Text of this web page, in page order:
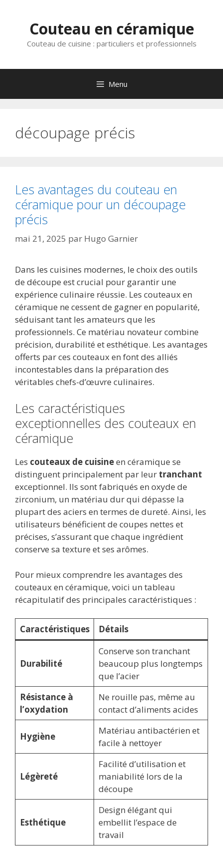
contenuCouteau en céramique
Couteau de cuisine : particuliers et professionnels
Menu
découpage précis
Les avantages du couteau en
céramique pour un découpage
précis
mai 21, 2025 par Hugo Garnier
Dans les cuisines modernes, le choix des outils
de découpe est crucial pour garantir une
expérience culinaire réussie. Les couteaux en
céramique ne cessent de gagner en popularité,
séduisant tant les amateurs que les
professionnels. Ce matériau novateur combine
précision, durabilité et esthétique. Les avantages
offerts par ces couteaux en font des alliés
incontestables dans la préparation des
véritables chefs-d’œuvre culinaires.
Les caractéristiques
exceptionnelles des couteaux en
céramique
Les couteaux de cuisineen céramique se
distinguent principalement par leur tranchant
exceptionnel. Ils sont fabriqués en oxyde de
zirconium, un matériau dur qui dépasse la
plupart des aciers en termes de dureté. Ainsi, les
utilisateurs bénéficient de coupes nettes et
précises, s’assurant que chaque ingrédient
conserve sa texture et ses arômes.
Pour mieux comprendre les avantages des
couteaux en céramique, voici un tableau
récapitulatif des principales caractéristiques :
Caractéristiques Détails
Durabilité
Conserve son tranchant
beaucoup plus longtemps
que l’acier
Résistance à
l’oxydation
Ne rouille pas, même au
contact d’aliments acides
Hygiène
Matériau antibactérien et
facile à nettoyer
Légèreté
Facilité d’utilisation et
maniabilité lors de la
découpe
Esthétique
Design élégant qui
embellit l’espace de
travail